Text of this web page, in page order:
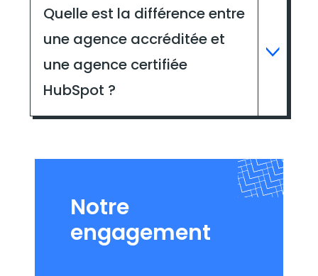
Quelle est la différence entre
une agence accréditée et
une agence certifiée
HubSpot ?
Notre
engagement